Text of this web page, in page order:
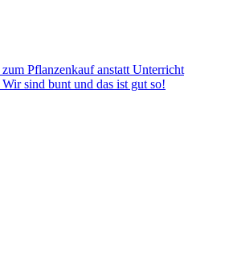
Pflanzenkauf anstatt Unterricht